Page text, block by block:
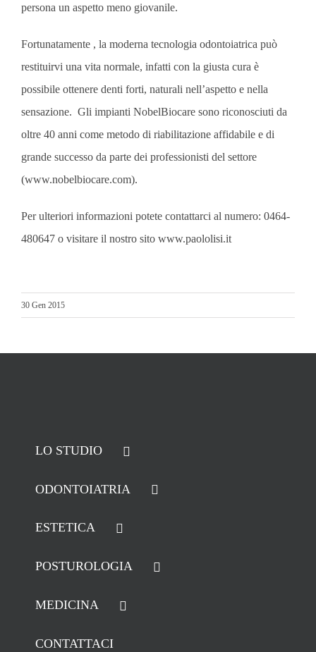
persona un aspetto meno giovanile.
Fortunatamente , la moderna tecnologia odontoiatrica può
restituirvi una vita normale, infatti con la giusta cura è
possibile ottenere denti forti, naturali nell’aspetto e nella
sensazione. Gli impianti NobelBiocare sono riconosciuti da
oltre 40 anni come metodo di riabilitazione affidabile e di
grande successo da parte dei professionisti del settore
(www.nobelbiocare.com).
Per ulteriori informazioni potete contattarci al numero: 0464-
480647 o visitare il nostro sito www.paololisi.it
30 Gen 2015
LO STUDIO
ODONTOIATRIA
ESTETICA
POSTUROLOGIA
MEDICINA
CONTATTACI